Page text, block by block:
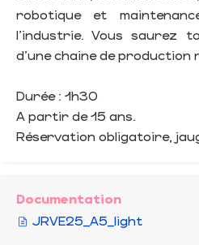
robotique et
l'industrie. Vous saurez
d'une chaine de production
Durée : 1h30
A partir de 15 ans.
Réservation obligatoire,
Documentation
JRVE25_A5_light